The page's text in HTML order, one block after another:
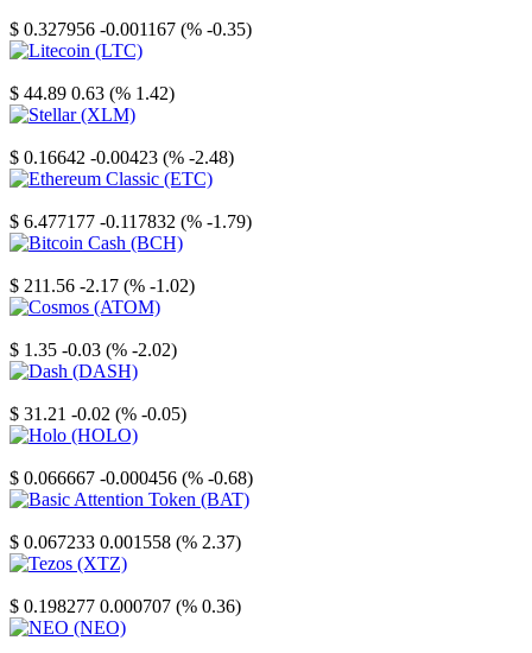
$ 0.327956 -0.001167 (% -0.35)
$ 44.89 0.63 (% 1.42)
$ 0.16642 -0.00423 (% -2.48)
$ 6.477177 -0.117832 (% -1.79)
$ 211.56 -2.17 (% -1.02)
$ 1.35 -0.03 (% -2.02)
$ 31.21 -0.02 (% -0.05)
$ 0.066667 -0.000456 (% -0.68)
$ 0.067233 0.001558 (% 2.37)
$ 0.198277 0.000707 (% 0.36)